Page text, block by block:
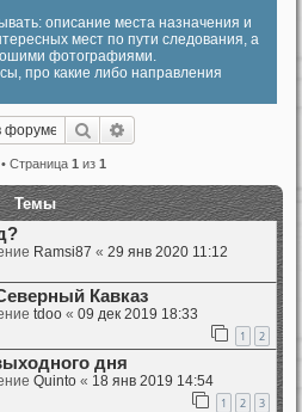
описание места назначения и
мест по пути следования, а
фотографиями.
про какие либо направления
Поиск
Страница 1из 1
Темы
Ramsi87 « 29 янв 2020 11:12
Кавказ
tdoo « 09 дек 2019 18:33
1 2
дня
Quinto « 18 янв 2019 14:54
1 2 3